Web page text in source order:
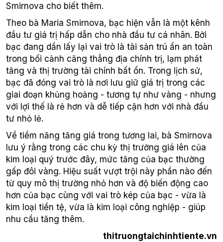
Smirnova cho biết thêm.
Theo bà Maria Smirnova, bạc hiện vẫn là một kênh
đầu tư giá trị hấp dẫn cho nhà đầu tư cá nhân. Bởi
bạc đang dần lấy lại vai trò là tài sản trú ẩn an toàn
trong bối cảnh căng thẳng địa chính trị, lạm phát
tăng và thị trường tài chính bất ổn. Trong lịch sử,
bạc đã đóng vai trò là nơi lưu giữ giá trị trong các
giai đoạn khủng hoảng - tương tự như vàng - nhưng
với lợi thế là rẻ hơn và dễ tiếp cận hơn với nhà đầu
tư nhỏ lẻ.
Về tiềm năng tăng giá trong tương lai, bà Smirnova
lưu ý rằng trong các chu kỳ thị trường giá lên của
kim loại quý trước đây, mức tăng của bạc thường
gấp đôi vàng. Hiệu suất vượt trội này phần nào đến
từ quy mô thị trường nhỏ hơn và độ biến động cao
hơn của bạc cùng với vai trò kép của bạc - vừa là
kim loại tiền tệ, vừa là kim loại công nghiệp - giúp
nhu cầu tăng thêm.
thitruongtaichinhtiente.vn